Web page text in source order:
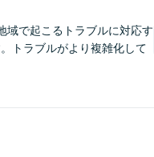
域で起こるトラブルに対応す
トラブルがより複雑化して